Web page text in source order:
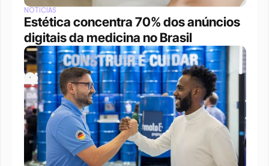
NOTÍCIAS
Estética concentra 70% dos anúncios
digitais da medicina no Brasil